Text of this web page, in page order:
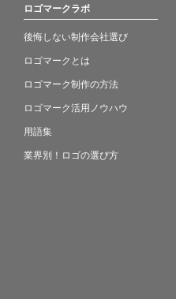
ロゴマークラボ
後悔しない制作会社選び
ロゴマークとは
ロゴマーク制作の方法
ロゴマーク活用ノウハウ
用語集
業界別！ロゴの選び方